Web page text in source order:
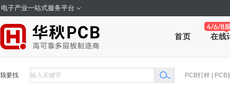
电子产业一站式服务平台
首页 在线
我要找 PCB打样 PCB